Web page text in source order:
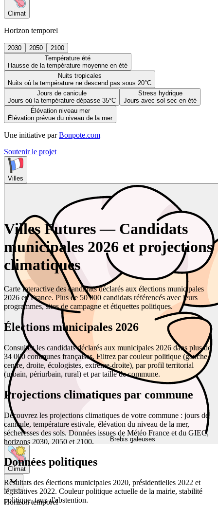
Climat
Horizon temporel
2030 2050
2100
Température été
Hausse de la température moyenne en été
Nuits tropicales
Nuits où la température ne descend pas sous 20°C
Jours de canicule
Jours où la température dépasse 35°C
Stress hydrique
Jours avec sol sec en été
Élévation niveau mer
Élévation prévue du niveau de la mer
Une initiative par Bonpote.com
Soutenir le projet
Villes
Brebis galeuses
Climat
Horizon temporel
Villes Futures — Candidats
municipales 2026 et projections
climatiques
Carte interactive des candidats déclarés aux élections municipales
2026 en France. Plus de 50 000 candidats référencés avec leurs
programmes, sites de campagne et étiquettes politiques.
Élections municipales 2026
Consultez les candidats déclarés aux municipales 2026 dans plus de
34 000 communes françaises. Filtrez par couleur politique (gauche,
centre, droite, écologistes, extrême-droite), par profil territorial
(urbain, périurbain, rural) et par taille de commune.
Projections climatiques par commune
Découvrez les projections climatiques de votre commune : jours de
canicule, température estivale, élévation du niveau de la mer,
sécheresses des sols. Données issues de Météo France et du GIEC,
horizons 2030, 2050 et 2100.
Données politiques
Résultats des élections municipales 2020, présidentielles 2022 et
législatives 2022. Couleur politique actuelle de la mairie, stabilité
politique, taux d'abstention.